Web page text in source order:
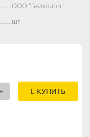
ООО "Белколор"
шт
КУПИТЬ